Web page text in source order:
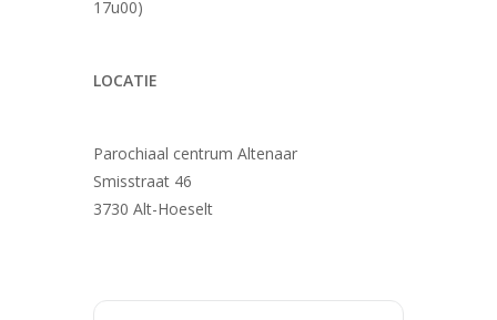
17u00)
LOCATIE
Parochiaal centrum Altenaar
Smisstraat 46
3730 Alt-Hoeselt